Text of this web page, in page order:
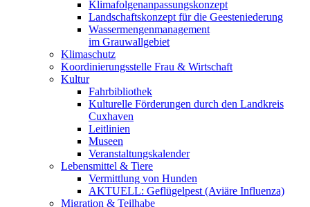
Klimafolgenanpassungskonzept
Landschaftskonzept für die Geesteniederung
Wassermengenmanagement
im Grauwallgebiet
Klimaschutz
Koordinierungsstelle Frau & Wirtschaft
Kultur
Fahrbibliothek
Kulturelle Förderungen durch den Landkreis
Cuxhaven
Leitlinien
Museen
Veranstaltungskalender
Lebensmittel & Tiere
Vermittlung von Hunden
AKTUELL: Geflügelpest (Aviäre Influenza)
Migration & Teilhabe